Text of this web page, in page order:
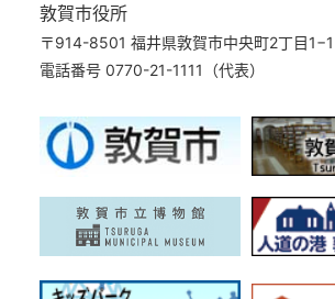
敦賀市役所
〒914-8501 福井県敦賀市中央町2丁目1−1
電話番号 0770-21-1111（代表）